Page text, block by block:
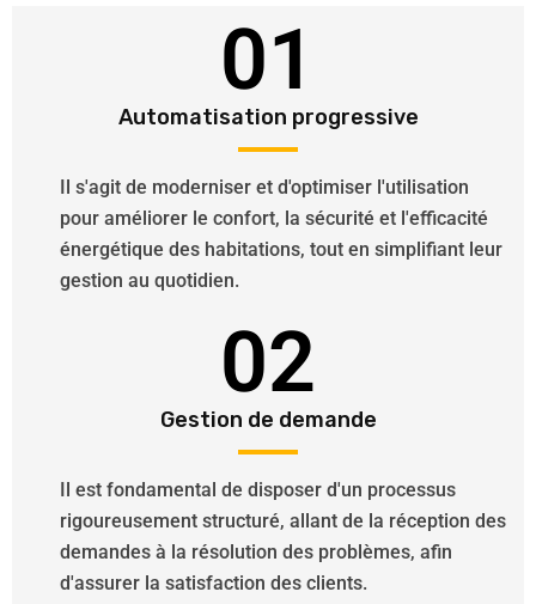
01
Automatisation progressive
Il s'agit de moderniser et d'optimiser l'utilisation
pour améliorer le confort, la sécurité et l'efficacité
énergétique des habitations, tout en simplifiant leur
gestion au quotidien.
02
Gestion de demande
Il est fondamental de disposer d'un processus
rigoureusement structuré, allant de la réception des
demandes à la résolution des problèmes, afin
d'assurer la satisfaction des clients.